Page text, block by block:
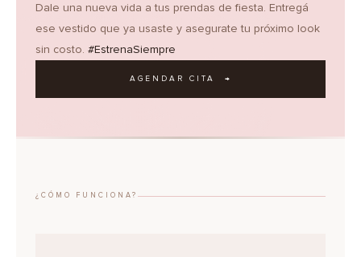
Dale una nueva vida a tus prendas de fiesta. Entregá
ese vestido que ya usaste y asegurate tu próximo look
sin costo. #EstrenaSiempre
AGENDAR CITA →
¿CÓMO FUNCIONA?